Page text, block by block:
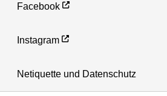
Facebook
Instagram
Netiquette und Datenschutz